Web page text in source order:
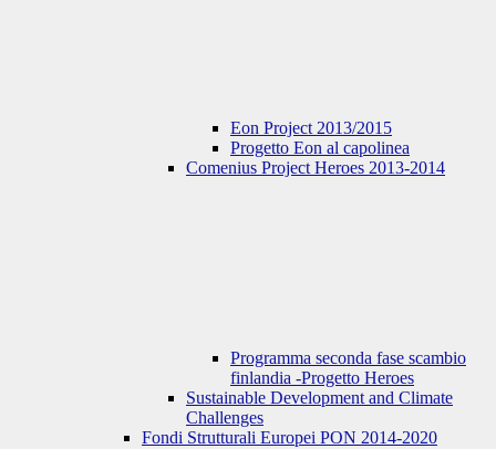
Eon Project 2013/2015
Progetto Eon al capolinea
Comenius Project Heroes 2013-2014
Programma seconda fase scambio
finlandia -Progetto Heroes
Sustainable Development and Climate
Challenges
Fondi Strutturali Europei PON 2014-2020